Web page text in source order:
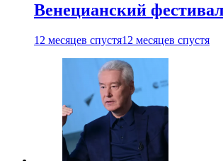
Венецианский
12 месяцев спустя12 месяцев спустя